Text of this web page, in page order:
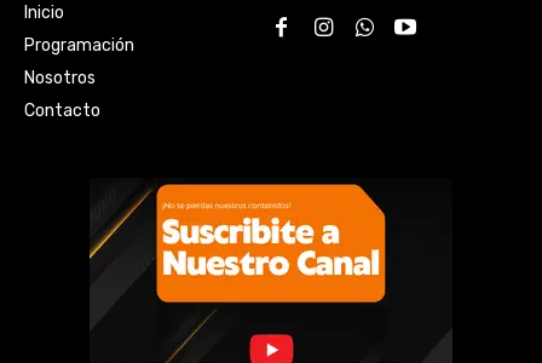
Inicio
Programación
Nosotros
Contacto